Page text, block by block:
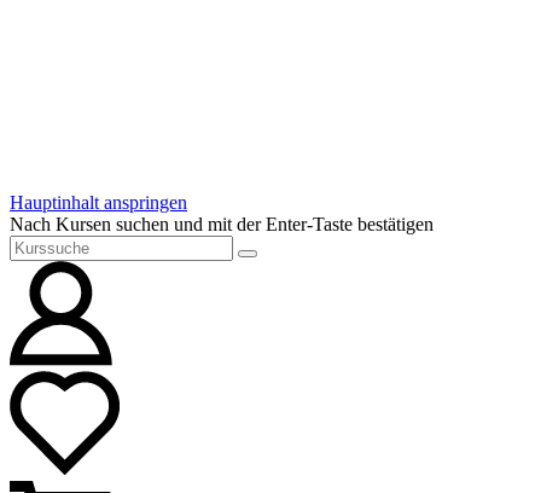
Hauptinhalt anspringen
Nach Kursen suchen und mit der Enter-Taste bestätigen